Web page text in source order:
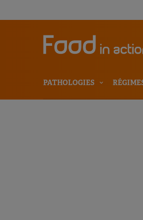
PATHOLOGIES